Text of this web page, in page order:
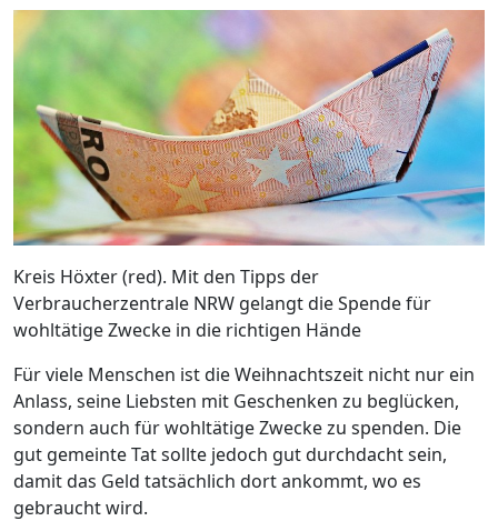
Kreis Höxter (red). Mit den Tipps der
Verbraucherzentrale NRW gelangt die Spende für
wohltätige Zwecke in die richtigen Hände
Für viele Menschen ist die Weihnachtszeit nicht nur ein
Anlass, seine Liebsten mit Geschenken zu beglücken,
sondern auch für wohltätige Zwecke zu spenden. Die
gut gemeinte Tat sollte jedoch gut durchdacht sein,
damit das Geld tatsächlich dort ankommt, wo es
gebraucht wird.